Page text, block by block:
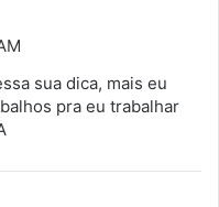
sua dica, mais eu
pra eu trabalhar